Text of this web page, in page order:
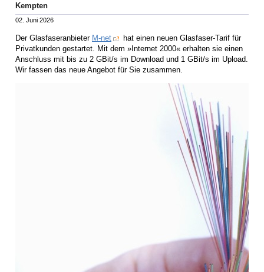
Kempten
02. Juni 2026
Der Glasfaseranbieter M-net
hat einen neuen Glasfaser-Tarif für
Privatkunden gestartet. Mit dem »Internet 2000« erhalten sie einen
Anschluss mit bis zu 2 GBit/s im Download und 1 GBit/s im Upload.
Wir fassen das neue Angebot für Sie zusammen.